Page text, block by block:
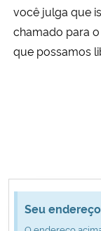
Ministério da Saúde
Ministério do
você julga que
chamado para
que possamos
Seu